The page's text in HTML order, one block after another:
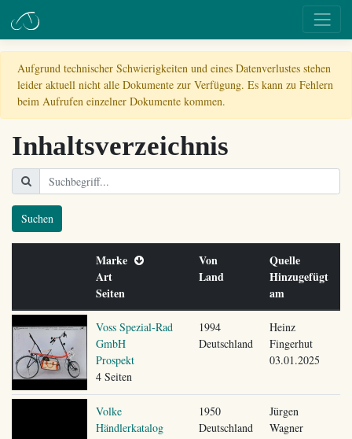
Aufgrund technischer Schwierigkeiten und eines Datenverlustes stehen
leider aktuell nicht alle Dokumente zur Verfügung. Es kann zu Fehlern
beim Aufrufen einzelner Dokumente kommen.
Inhaltsverzeichnis
Suchen
Marke
Art
Seiten
Von
Land
Quelle
Hinzugefügt
am
Voss Spezial-Rad
GmbH
Prospekt
4 Seiten
1994
Deutschland
Heinz
Fingerhut
03.01.2025
Volke
Händlerkatalog
1950
Deutschland
Jürgen
Wagner